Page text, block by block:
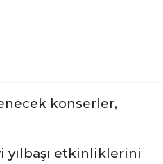
konserler,
yılbaşı etkinliklerini